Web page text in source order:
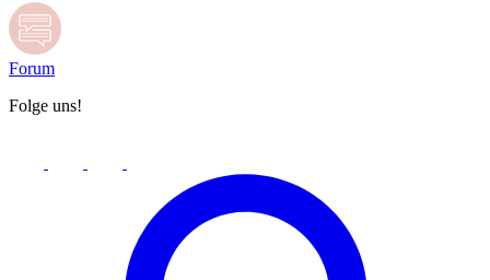
Forum
Folge uns!